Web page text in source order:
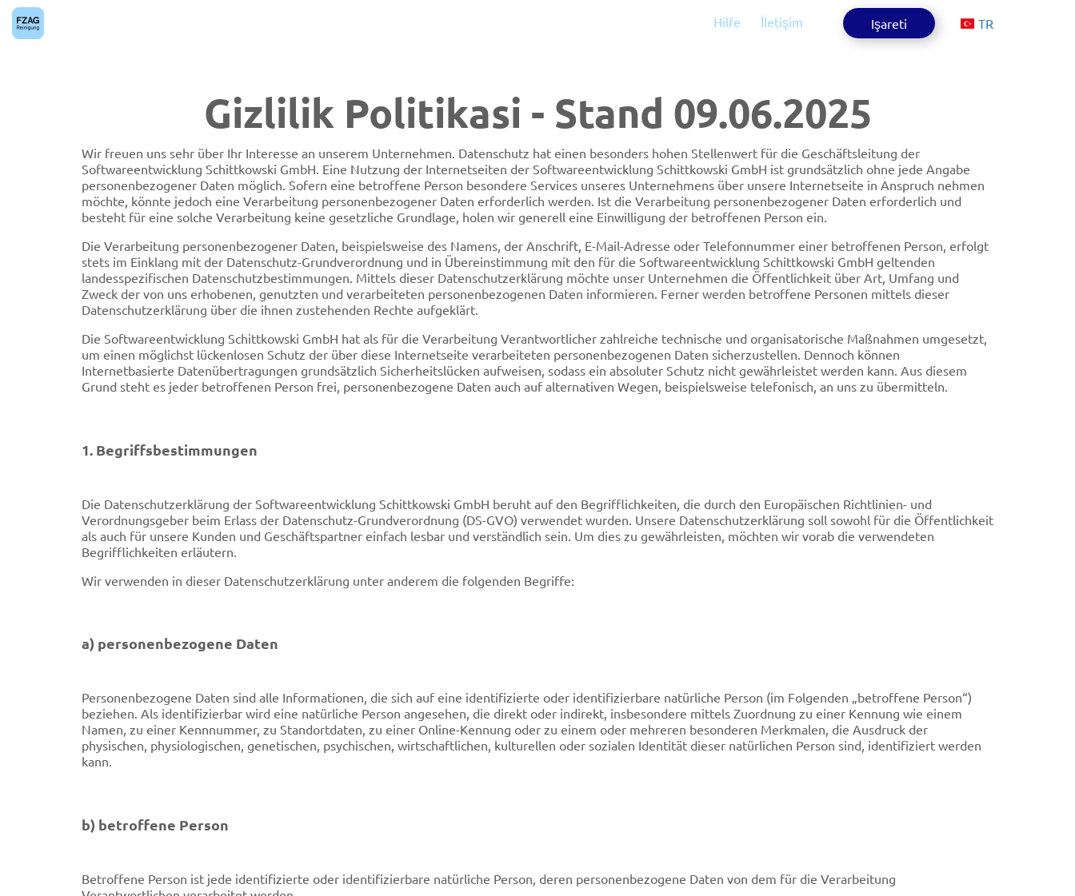
Ana içeriğe geç
Hilfe
İletişim Işareti TR
Gizlilik Politikasi - Stand 09.06.2025
Wir freuen uns sehr über Ihr Interesse an unserem Unternehmen. Datenschutz hat einen besonders hohen Stellenwert für die Geschäftsleitung der
Softwareentwicklung Schittkowski GmbH. Eine Nutzung der Internetseiten der Softwareentwicklung Schittkowski GmbH ist grundsätzlich ohne jede Angabe
personenbezogener Daten möglich. Sofern eine betroffene Person besondere Services unseres Unternehmens über unsere Internetseite in Anspruch nehmen
möchte, könnte jedoch eine Verarbeitung personenbezogener Daten erforderlich werden. Ist die Verarbeitung personenbezogener Daten erforderlich und
besteht für eine solche Verarbeitung keine gesetzliche Grundlage, holen wir generell eine Einwilligung der betroffenen Person ein.
Die Verarbeitung personenbezogener Daten, beispielsweise des Namens, der Anschrift, E-Mail-Adresse oder Telefonnummer einer betroffenen Person, erfolgt
stets im Einklang mit der Datenschutz-Grundverordnung und in Übereinstimmung mit den für die Softwareentwicklung Schittkowski GmbH geltenden
landesspezifischen Datenschutzbestimmungen. Mittels dieser Datenschutzerklärung möchte unser Unternehmen die Öffentlichkeit über Art, Umfang und
Zweck der von uns erhobenen, genutzten und verarbeiteten personenbezogenen Daten informieren. Ferner werden betroffene Personen mittels dieser
Datenschutzerklärung über die ihnen zustehenden Rechte aufgeklärt.
Die Softwareentwicklung Schittkowski GmbH hat als für die Verarbeitung Verantwortlicher zahlreiche technische und organisatorische Maßnahmen umgesetzt,
um einen möglichst lückenlosen Schutz der über diese Internetseite verarbeiteten personenbezogenen Daten sicherzustellen. Dennoch können
Internetbasierte Datenübertragungen grundsätzlich Sicherheitslücken aufweisen, sodass ein absoluter Schutz nicht gewährleistet werden kann. Aus diesem
Grund steht es jeder betroffenen Person frei, personenbezogene Daten auch auf alternativen Wegen, beispielsweise telefonisch, an uns zu übermitteln.
1. Begriffsbestimmungen
Die Datenschutzerklärung der Softwareentwicklung Schittkowski GmbH beruht auf den Begrifflichkeiten, die durch den Europäischen Richtlinien- und
Verordnungsgeber beim Erlass der Datenschutz-Grundverordnung (DS-GVO) verwendet wurden. Unsere Datenschutzerklärung soll sowohl für die Öffentlichkeit
als auch für unsere Kunden und Geschäftspartner einfach lesbar und verständlich sein. Um dies zu gewährleisten, möchten wir vorab die verwendeten
Begrifflichkeiten erläutern.
Wir verwenden in dieser Datenschutzerklärung unter anderem die folgenden Begriffe:
a) personenbezogene Daten
Personenbezogene Daten sind alle Informationen, die sich auf eine identifizierte oder identifizierbare natürliche Person (im Folgenden „betroffene Person“)
beziehen. Als identifizierbar wird eine natürliche Person angesehen, die direkt oder indirekt, insbesondere mittels Zuordnung zu einer Kennung wie einem
Namen, zu einer Kennnummer, zu Standortdaten, zu einer Online-Kennung oder zu einem oder mehreren besonderen Merkmalen, die Ausdruck der
physischen, physiologischen, genetischen, psychischen, wirtschaftlichen, kulturellen oder sozialen Identität dieser natürlichen Person sind, identifiziert werden
kann.
b) betroffene Person
Betroffene Person ist jede identifizierte oder identifizierbare natürliche Person, deren personenbezogene Daten von dem für die Verarbeitung